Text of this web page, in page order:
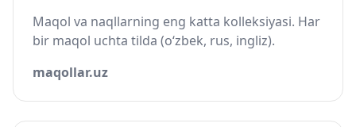
Maqol va naqllarning eng katta kolleksiyasi. Har
bir maqol uchta tilda (o‘zbek, rus, ingliz).
maqollar.uz